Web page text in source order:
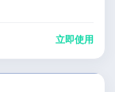
立即使用